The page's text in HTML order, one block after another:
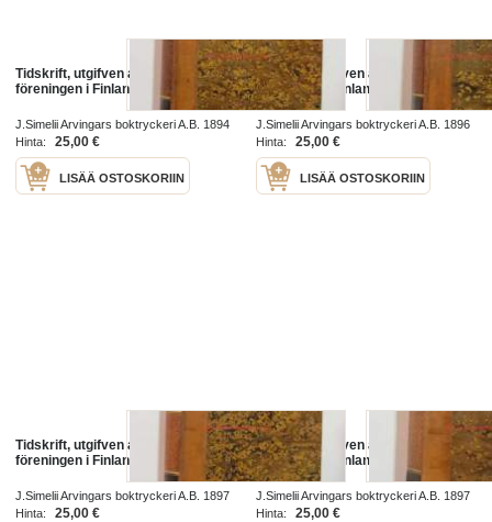
Tidskrift, utgifven af juridiska
föreningen i Finland 1894
J.Simelii Arvingars boktryckeri A.B. 1894
1894
Hinta: 25,00 €
LISÄÄ OSTOSKORIIN
Tidskrift, utgifven af juridiska
föreningen i Finland 1895
J.Simelii Arvingars boktryckeri A.B. 1896
1896
Hinta: 25,00 €
LISÄÄ OSTOSKORIIN
Tidskrift, utgifven af juridiska
föreningen i Finland 1896
J.Simelii Arvingars boktryckeri A.B. 1897
1897
Hinta: 25,00 €
Tidskrift, utgifven af juridiska
föreningen i Finland 1897
J.Simelii Arvingars boktryckeri A.B. 1897
1897
Hinta: 25,00 €